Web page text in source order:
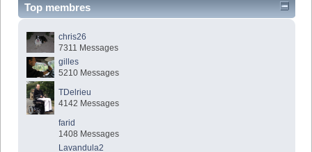
Top membres
chris26
7311 Messages
gilles
5210 Messages
TDelrieu
4142 Messages
farid
1408 Messages
Lavandula2